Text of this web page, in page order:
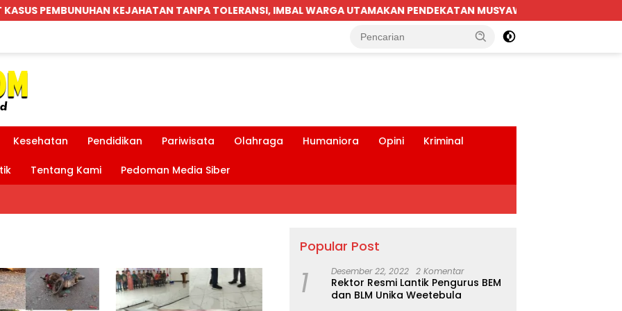
TANPA TOLERANSI, IMBAL WARGA UTAMAKAN PENDEKATAN MUSYAWARAH Parkiran Indomaret dan Bank
Kesehatan Pendidikan Pariwisata Olahraga Humaniora Opini Kriminal
Tentang Kami Pedoman Media Siber
Popular Post
1 Desember 22, 2022 2 Komentar
Rektor Resmi Lantik Pengurus BEM
dan BLM Unika Weetebula